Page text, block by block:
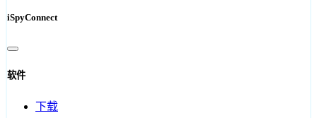
iSpyConnect
软件
下载